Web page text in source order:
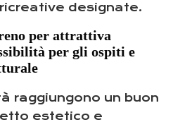
designate.
per attrattiva
per gli ospiti e
raggiungono un buon
estetico e